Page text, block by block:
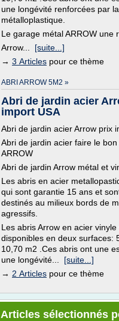
une longévité renforcées par
métalloplastique.
Le garage métal ARROW une
Arrow... [suite...]
→ 3 Articles pour ce thème
ABRI ARROW 5M2 »
Abri de jardin acier
import USA
Abri de jardin acier Arrow prix
Abri de jardin acier faire le
ARROW
Abri de jardin Arrow métal et
Les abris en acier
qui sont garantie 15 ans et
destinés au milieux bords de
agressifs.
Les abris Arrow en acier vinyle
disponibles en deux surfaces:
10,70 m2 .Ces abris ont une
une longévité... [suite...]
→ 2 Articles pour ce thème
Articles sélectionnés